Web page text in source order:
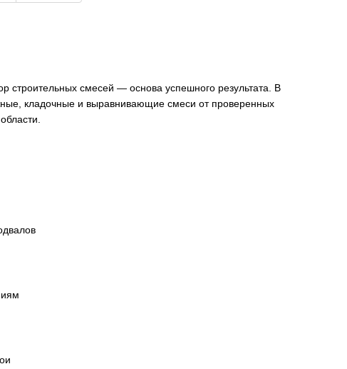
строительных смесей — основа успешного результата. В
кладочные и выравнивающие смеси от проверенных